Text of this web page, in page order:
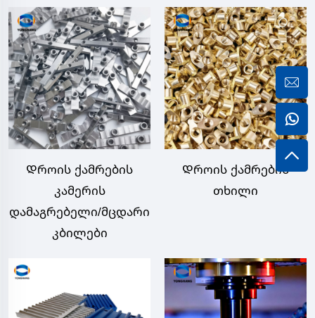
Დროის ქამრების
კამერის
დამაგრებელი/მცდარი
კბილები
Დროის ქამრების
თხილი